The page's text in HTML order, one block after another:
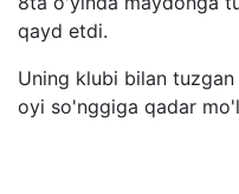
qayd etdi.
Uning klubi bilan
oyi so'nggiga qadar